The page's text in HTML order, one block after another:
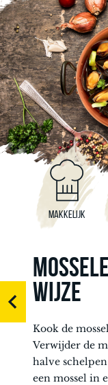
MAKKELIJK
WIJZE
Kook de
Verwijder de
halve
een mossel in